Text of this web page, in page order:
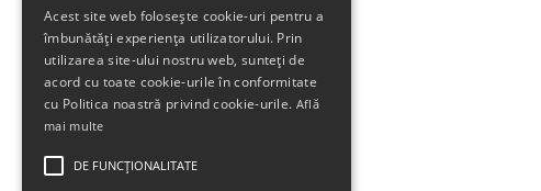
Acest site web folosește cookie-uri pentru a
îmbunătăți experiența utilizatorului. Prin
utilizarea site-ului nostru web, sunteți de
acord cu toate cookie-urile în conformitate
cu Politica noastră privind cookie-urile. Află
mai multe
DE FUNCŢIONALITATE